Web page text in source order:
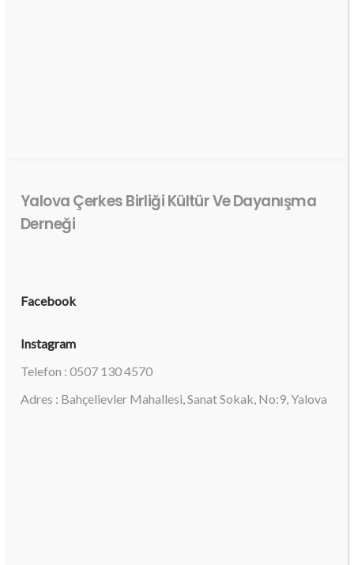
Yalova Çerkes Birliği Kültür Ve Dayanışma
Derneği
Facebook
Instagram
Telefon : 0507 130 4570
Adres : Bahçelievler Mahallesi, Sanat Sokak, No:9, Yalova